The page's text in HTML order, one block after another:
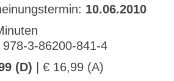
10.06.2010
978-3-86200-841-4
(D) | € 16,99 (A)